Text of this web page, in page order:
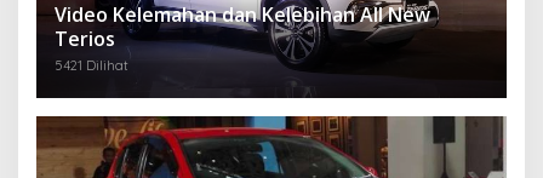
Video Kelemahan dan Kelebihan All New
Terios
5421 Dilihat